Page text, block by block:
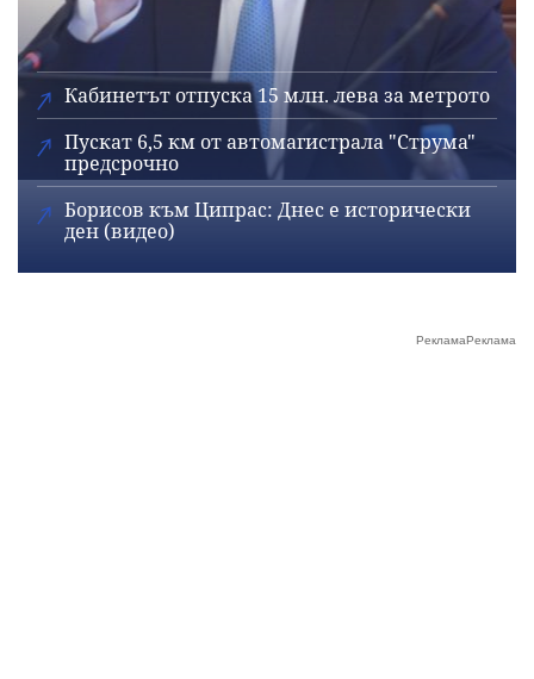
Кабинетът отпуска 15 млн. лева за метрото
Пускат 6,5 км от автомагистрала "Струма"
предсрочно
Борисов към Ципрас: Днес е исторически
ден (видео)